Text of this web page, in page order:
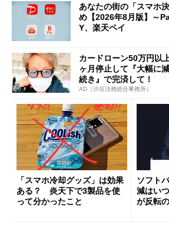
あなたの街の「スマホ
め【2026年8月版】～
Y、楽天ペイ
カードローン50万円以
ヶ月停止して『大幅に
続き』で完済して！
AD（渋谷法務総合事務所）
「スマホ冷却グッズ」は効果
ある？ 炎天下で3製品を使
って分かったこと
ソフト
減はい
が反転